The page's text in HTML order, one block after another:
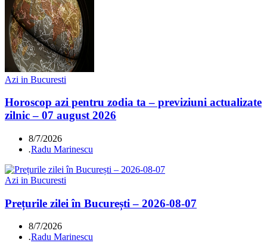
Azi in Bucuresti
Horoscop azi pentru zodia ta – previziuni actualizate
zilnic – 07 august 2026
8/7/2026
.Radu Marinescu
Azi in Bucuresti
Prețurile zilei în București – 2026-08-07
8/7/2026
.Radu Marinescu